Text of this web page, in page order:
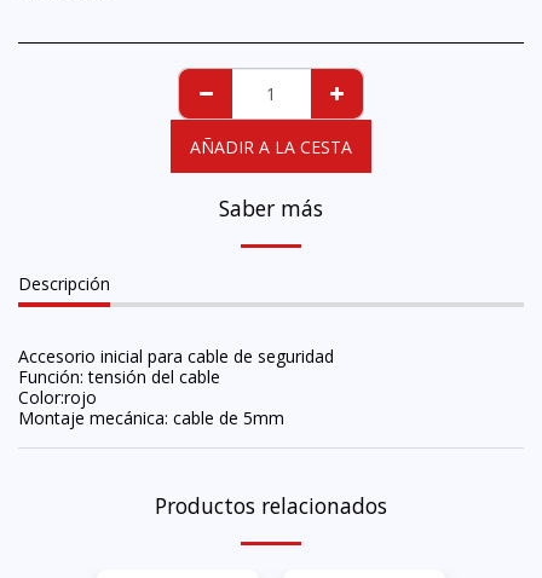
AÑADIR A LA CESTA
Saber más
Descripción
Accesorio inicial para cable de seguridad
Función: tensión del cable
Color:rojo
Montaje mecánica: cable de 5mm
Productos relacionados